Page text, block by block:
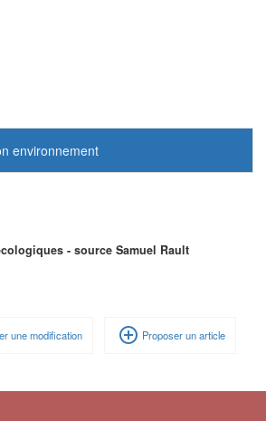
environnement
- source Samuel Rault
une modification add_circle_outline Proposer un article